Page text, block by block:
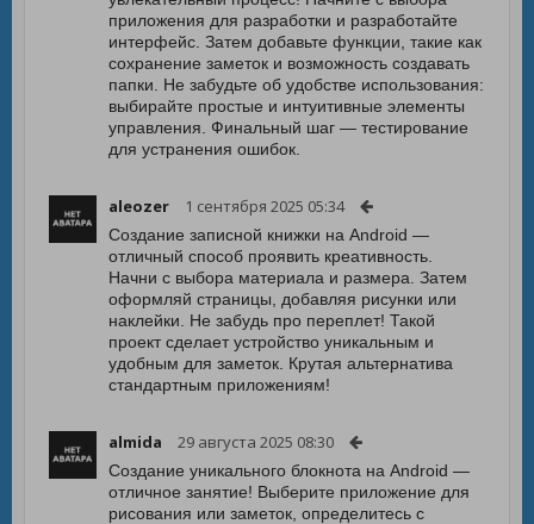
приложения для разработки и разработайте
интерфейс. Затем добавьте функции, такие как
сохранение заметок и возможность создавать
папки. Не забудьте об удобстве использования:
выбирайте простые и интуитивные элементы
управления. Финальный шаг — тестирование
для устранения ошибок.
aleozer 1 сентября 2025 05:34
Создание записной книжки на Android —
отличный способ проявить креативность.
Начни с выбора материала и размера. Затем
оформляй страницы, добавляя рисунки или
наклейки. Не забудь про переплет! Такой
проект сделает устройство уникальным и
удобным для заметок. Крутая альтернатива
стандартным приложениям!
almida 29 августа 2025 08:30
Создание уникального блокнота на Android —
отличное занятие! Выберите приложение для
рисования или заметок, определитесь с